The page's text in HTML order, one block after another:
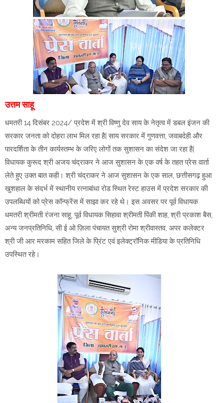
उत्तम साहू
धमतरी 14 दिसंबर 2024/ प्रदेश में श्री विष्णु देव साय के नेतृत्व में डबल इंजन की
सरकार जनता को दोहरा लाभ मिल रहा है| साय सरकार में गुणवत्ता, जवाबदेही और
पारदर्शिता के तीन कार्यस्तम्भ के जरिए लोगों तक सुशासन का संदेश जा रहा है|
विधायक कुरूद श्री अजय चंद्राकर ने आज सुशासन के एक वर्ष के तहत प्रेस वार्ता
लेते हुए उक्त बात कही। श्री चंद्राकर ने आज सुशासन के एक साल, छत्तीसगढ़ हुआ
खुशहाल के संदर्भ में स्थानीय रत्नाबांधा रोड स्थित रेस्ट हाउस में प्रदेश सरकार की
उपलब्धियों को प्रेस कॉन्फ्रेंस में साझा कर रहे थे। इस अवसर पर पूर्व विधायक
धमतरी श्रीमती रंजना साहू, पूर्व विधायक सिहावा श्रीमती पिंकी शाह, श्री प्रकाश बैस,
अन्य जनप्रतिनिधि, सी ई ओ ज़िला पंचायत सुश्री रोमा श्रीवास्तव, अपर कलेक्टर
श्री जी आर मरकाम सहित जिले के प्रिंट एवं इलेक्ट्रॉनिक मीडिया के प्रतिनिधि
उपस्थित रहे।